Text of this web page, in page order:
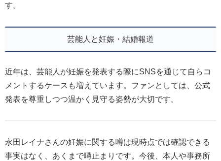
す。
芸能人と妊娠・結婚報道
近年は、芸能人が妊娠を発表する際にSNSを通じて自らコ
メントするケースも増えています。ファンとしては、公式
発表を尊重しつつ温かく見守る姿勢が大切です。
永田レイナさんの妊娠に関する噂は現時点では確認できる
事実はなく、あくまで噂止まりです。今後、本人や事務所